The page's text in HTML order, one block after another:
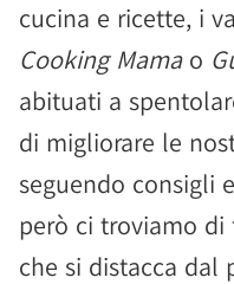
cucina e ricette, i
Cooking Mamao
abituati a
di migliorare le
seguendo consigli
però ci troviamo
che si distacca dal